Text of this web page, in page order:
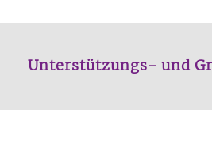
Unterstützungs- und